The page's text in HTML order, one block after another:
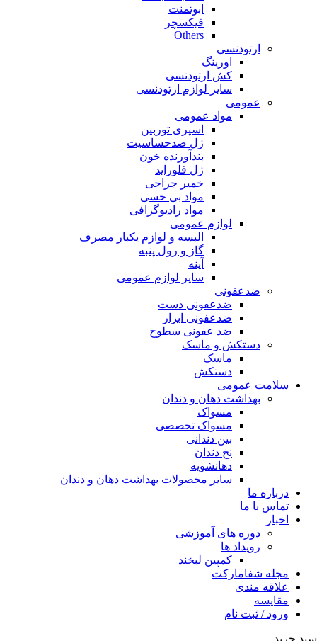
ابوتمنت
فیکسچر
Others
ارتودنسی
اورینگ
کش ارتودنسی
سایر لوازم ارتودنسی
عمومی
مواد عمومی
اسپری توربین
ژل ضدحساسیت
بندآورنده خون
ژل فلوراید
خمیر جراحی
مواد بی حسی
مواد رادیوگرافی
لوازم عمومی
البسه و لوازم یکبار مصرف
گاز و رول پنبه
آینه
سایر لوازم عمومی
ضدعفونی
ضدعفونی دست
ضدعفونی ابزار
ضد عفونی سطوح
دستکش و ماسک
ماسک
دستکش
سلامت عمومی
بهداشت دهان و دندان
مسواک
مسواک تخصصی
بین دندانی
نخ دندان
دهانشویه
سایر محصولات بهداشت دهان و دندان
درباره ما
تماس با ما
اخبار
دوره های آموزشی
رویداد ها
کمپین لبخند
مجله شفامارکت
علاقه مندی
مقایسه
ورود / ثبت نام
سبد خرید